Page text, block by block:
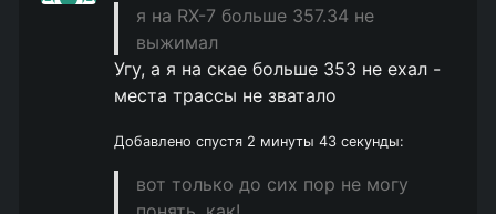
я на RX-7 больше 357.34 не
выжимал
Угу, а я на скае больше 353 не ехал -
места трассы не зватало
Добавлено спустя 2 минуты 43 секунды:
вот только до сих пор не могу